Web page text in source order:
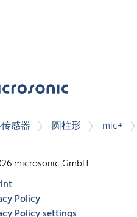
感器 圆柱形 mic+
microsonic GmbH
Policy